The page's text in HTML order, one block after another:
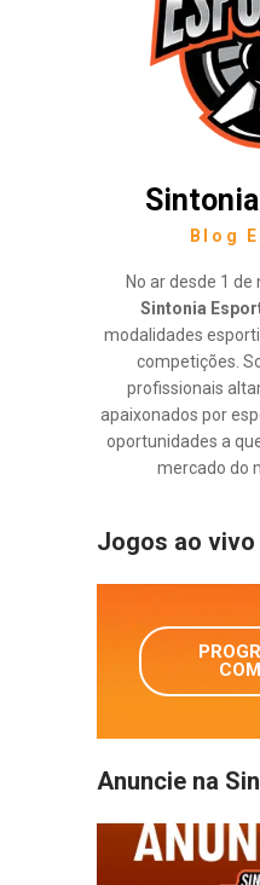
Blog
No ar desde 1
Sintonia
modalidades
competições.
profissionais
apaixonados por
oportunidades a
mercado do
Jogos ao
Anuncie na